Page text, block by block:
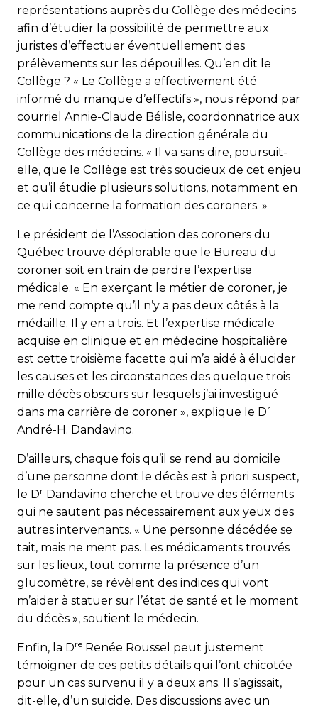
représentations auprès du Collège des médecins
afin d’étudier la possibilité de permettre aux
juristes d’effectuer éventuellement des
prélèvements sur les dépouilles. Qu’en dit le
Collège ? « Le Collège a effectivement été
informé du manque d’effectifs », nous répond par
courriel Annie-Claude Bélisle, coordonnatrice aux
communications de la direction générale du
Collège des médecins. « Il va sans dire, poursuit-
elle, que le Collège est très soucieux de cet enjeu
et qu’il étudie plusieurs solutions, notamment en
ce qui concerne la formation des coroners. »
Le président de l’Association des coroners du
Québec trouve déplorable que le Bureau du
coroner soit en train de perdre l’expertise
médicale. « En exerçant le métier de coroner, je
me rend compte qu’il n’y a pas deux côtés à la
médaille. Il y en a trois. Et l’expertise médicale
acquise en clinique et en médecine hospitalière
est cette troisième facette qui m’a aidé à élucider
les causes et les circonstances des quelque trois
mille décès obscurs sur lesquels j’ai investigué
dans ma carrière de coroner », explique le Dr
André-H. Dandavino.
D’ailleurs, chaque fois qu’il se rend au domicile
d’une personne dont le décès est à priori suspect,
le Dr Dandavino cherche et trouve des éléments
qui ne sautent pas nécessairement aux yeux des
autres intervenants. « Une personne décédée se
tait, mais ne ment pas. Les médicaments trouvés
sur les lieux, tout comme la présence d’un
glucomètre, se révèlent des indices qui vont
m’aider à statuer sur l’état de santé et le moment
du décès », soutient le médecin.
Enfin, la Dre Renée Roussel peut justement
témoigner de ces petits détails qui l’ont chicotée
pour un cas survenu il y a deux ans. Il s’agissait,
dit-elle, d’un suicide. Des discussions avec un